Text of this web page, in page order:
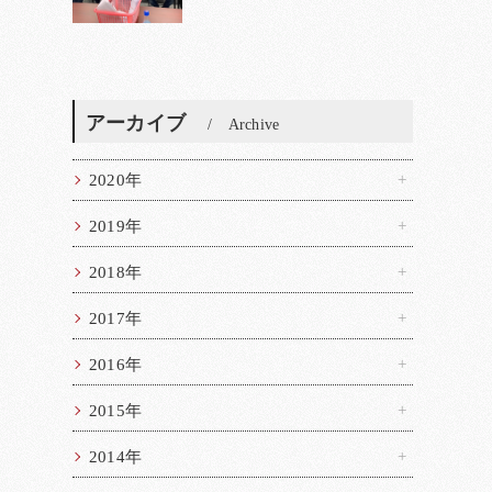
アーカイブ Archive
2020年
2019年
2018年
2017年
2016年
2015年
2014年